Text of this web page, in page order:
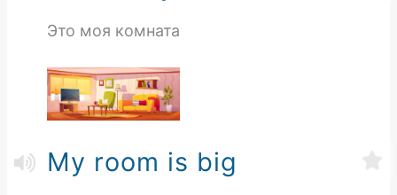
Это моя комната
My room is big